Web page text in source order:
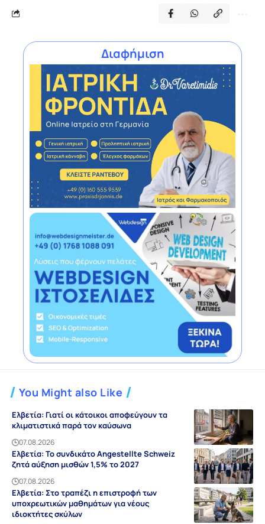
Διαφήμιση
You Might also Like
Ελβετία: Γιατί οι κάτοικοι αποφεύγουν τα
κλιματιστικά παρά τον καύσωνα
07.08.2026
Ελβετία: Το συνδικάτο Angestellte Schweiz
ζητά αύξηση μισθών 1,5% το 2027
07.08.2026
Ελβετία: Στο τραπέζι η επιστροφή των
υποχρεωτικών μαθημάτων για νέους
ιδιοκτήτες σκύλων